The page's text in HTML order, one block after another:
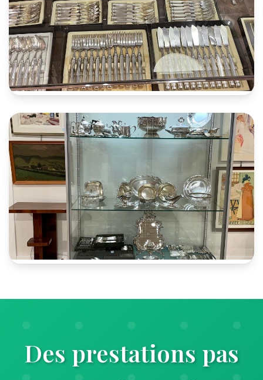
Des prestations pas